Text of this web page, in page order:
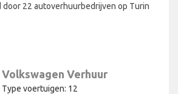
22 autoverhuurbedrijven op Turin
Volkswagen Verhuur
Type voertuigen: 12